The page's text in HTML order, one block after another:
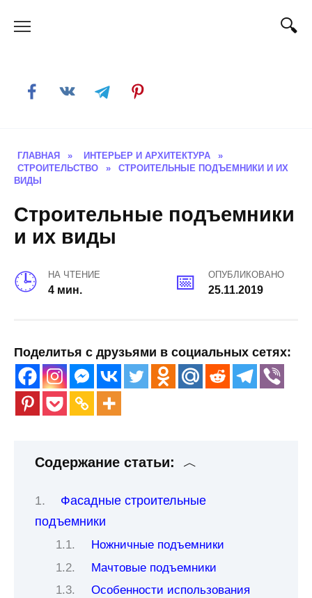
ГЛАВНАЯ » ИНТЕРЬЕР И АРХИТЕКТУРА
»
СТРОИТЕЛЬСТВО
»
СТРОИТЕЛЬНЫЕ ПОДЪЕМНИКИ И ИХ
ВИДЫ
Строительные подъемники
и их виды
НА ЧТЕНИЕ
4 мин.
ОПУБЛИКОВАНО
25.11.2019
Поделитья с друзьями в социальных сетях:
Содержание статьи:
Фасадные строительные
подъемники
Ножничные подъемники
Мачтовые подъемники
Особенности использования